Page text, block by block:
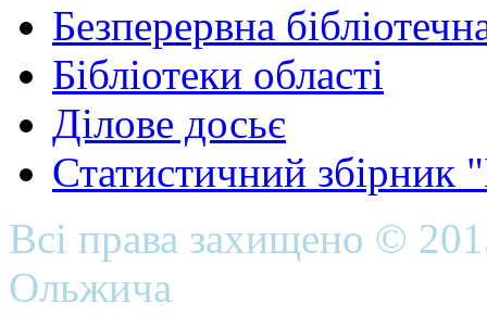
Безперервна
Бібліотеки області
Ділове досьє
Статистичний
Всі права захищено ©
Ольжича